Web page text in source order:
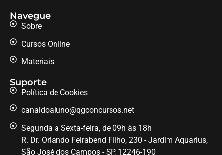
Navegue
Sobre
Cursos Online
Materiais
Suporte
Política de Cookies
canaldoaluno@qgconcursos.net
Segunda a Sexta-feira, de 09h às 18h
R. Dr. Orlando Feirabend Filho, 230 - Jardim Aquarius,
São José dos Campos - SP, 12246-190